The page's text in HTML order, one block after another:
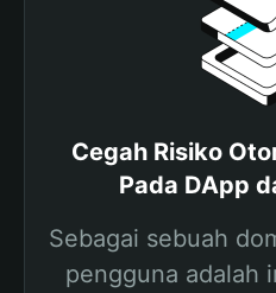
Cegah Risiko
Pada DApp
Sebagai sebuah
pengguna adalah